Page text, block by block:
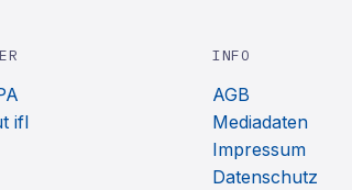
ifl
INFO
AGB
Mediadaten
Impressum
Datenschutz